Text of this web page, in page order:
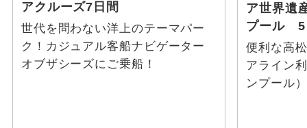
アクルーズ7日間
世代を問わない洋上のテーマパー
ク！カジュアル客船ナビゲーター
オブザシーズにご乗船！
ア世界遺
プール 5
便利な高
アライン
ンプール）